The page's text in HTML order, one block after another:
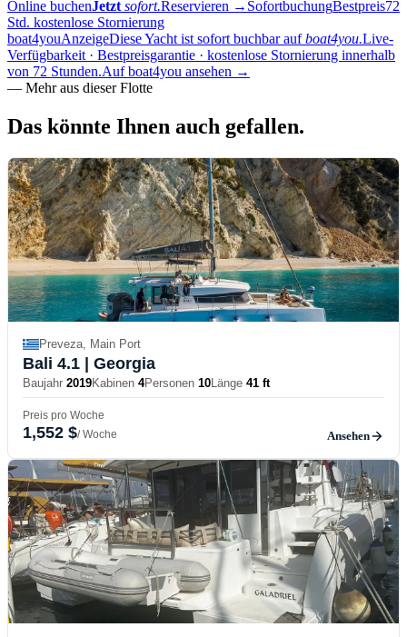
Online buchenJetzt sofort.Reservieren → SofortbuchungBestpreis72
Std. kostenlose Stornierung
boat4youAnzeigeDiese Yacht ist sofort buchbar auf boat4you.Live-
Verfügbarkeit · Bestpreisgarantie · kostenlose Stornierung innerhalb
von 72 Stunden.Auf boat4you ansehen →
— Mehr aus dieser Flotte
Das könnte Ihnen auch gefallen.
Preveza, Main Port
Bali 4.1 | Georgia
Baujahr 2019Kabinen 4Personen 10Länge 41 ft
Preis pro Woche
1,552 $/ Woche Ansehen